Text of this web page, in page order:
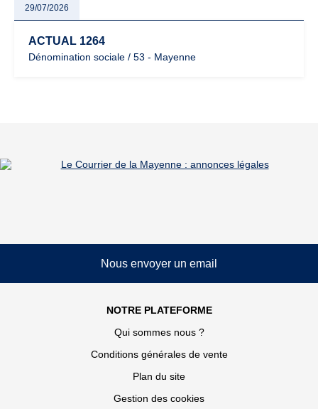
29/07/2026
ACTUAL 1264
Dénomination sociale / 53 - Mayenne
Nous envoyer un email
NOTRE PLATEFORME
Qui sommes nous ?
Conditions générales de vente
Plan du site
Gestion des cookies